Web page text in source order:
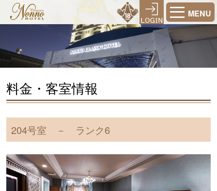
MENU
料金・客室情報
204号室 － ランク6